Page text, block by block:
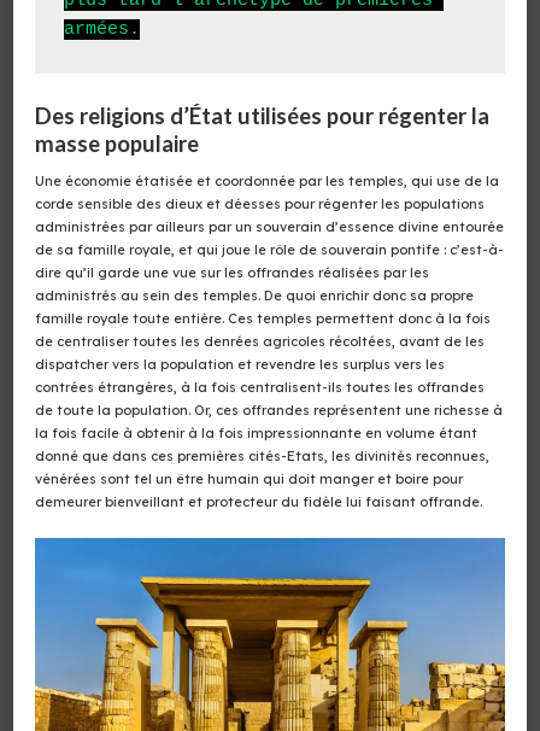
armées.
Des religions d’État utilisées pour régenter la
masse populaire
Une économie étatisée et coordonnée par les temples, qui use de la
corde sensible des dieux et déesses pour régenter les populations
administrées par ailleurs par un souverain d’essence divine entourée
de sa famille royale, et qui joue le rôle de souverain pontife : c’est-à-
dire qu’il garde une vue sur les offrandes réalisées par les
administrés au sein des temples. De quoi enrichir donc sa propre
famille royale toute entière. Ces temples permettent donc à la fois
de centraliser toutes les denrées agricoles récoltées, avant de les
dispatcher vers la population et revendre les surplus vers les
contrées étrangères, à la fois centralisent-ils toutes les offrandes
de toute la population. Or, ces offrandes représentent une richesse à
la fois facile à obtenir à la fois impressionnante en volume étant
donné que dans ces premières cités-Etats, les divinités reconnues,
vénérées sont tel un être humain qui doit manger et boire pour
demeurer bienveillant et protecteur du fidèle lui faisant offrande.